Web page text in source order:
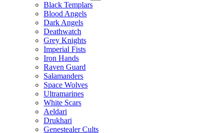
Black Templars
Blood Angels
Dark Angels
Deathwatch
Grey Knights
Imperial Fists
Iron Hands
Raven Guard
Salamanders
Space Wolves
Ultramarines
White Scars
Aeldari
Drukhari
Genestealer Cults